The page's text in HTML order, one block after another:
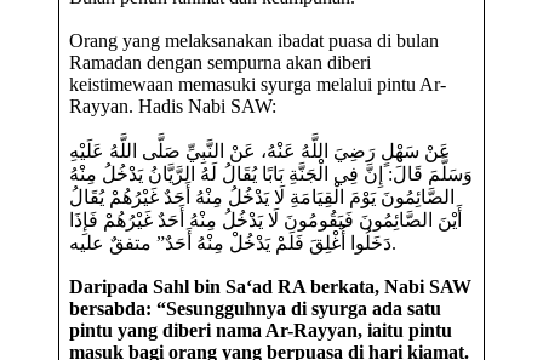
Orang yang melaksanakan ibadat puasa di bulan
Ramadan dengan sempurna akan diberi
keistimewaan memasuki syurga melalui pintu Ar-
Rayyan. Hadis Nabi SAW:
عَنْ سَهْلٍ رَضِيَ اللَّهُ عَنْهُ، عَنْ النَّبِيِّ صَلَّى اللَّهُ عَلَيْهِ
وَسَلَّمَ قَالَ: إِنَّ فِي الْجَنَّةِ بَابًا يُقَالُ لَهُ الرَّيَّانُ يَدْخُلُ مِنْهُ
الصَّائِمُونَ يَوْمَ الْقِيَامَةِ لَا يَدْخُلُ مِنْهُ أَحَدٌ غَيْرُهُمْ يُقَالُ
أَيْنَ الصَّائِمُونَ فَيَقُومُونَ لَا يَدْخُلُ مِنْهُ أَحَدٌ غَيْرُهُمْ فَإِذَا
دَخَلُوا أُغْلِقَ فَلَمْ يَدْخُلْ مِنْهُ أَحَدٌ” متفقٌ عليه.
Daripada Sahl bin Sa‘ad RA berkata, Nabi SAW
bersabda: “Sesungguhnya di syurga ada satu
pintu yang diberi nama Ar-Rayyan, iaitu pintu
masuk bagi orang yang berpuasa di hari kiamat.